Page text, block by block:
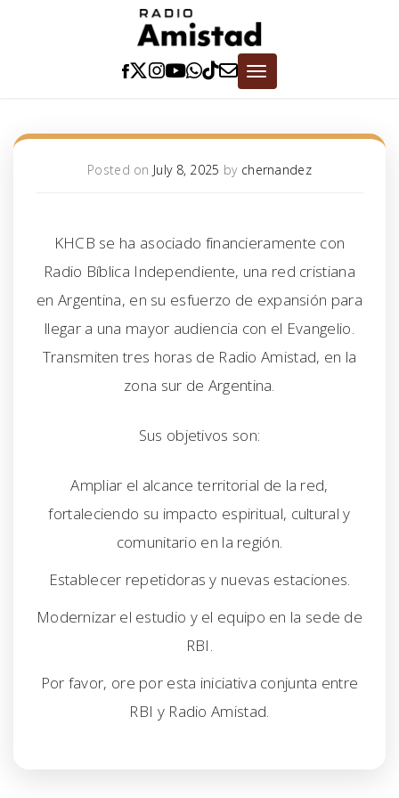
to
content
Toggle
navigation
Posted on July 8, 2025 by chernandez
KHCB se ha asociado financieramente con
Radio Bíblica Independiente, una red cristiana
en Argentina, en su esfuerzo de expansión para
llegar a una mayor audiencia con el Evangelio.
Transmiten tres horas de Radio Amistad, en la
zona sur de Argentina.
Sus objetivos son:
Ampliar el alcance territorial de la red,
fortaleciendo su impacto espiritual, cultural y
comunitario en la región.
Establecer repetidoras y nuevas estaciones.
Modernizar el estudio y el equipo en la sede de
RBI.
Por favor, ore por esta iniciativa conjunta entre
RBI y Radio Amistad.